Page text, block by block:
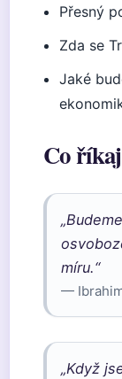
Přesný
Zda se
Jaké
Co
míru.“
—
„Když